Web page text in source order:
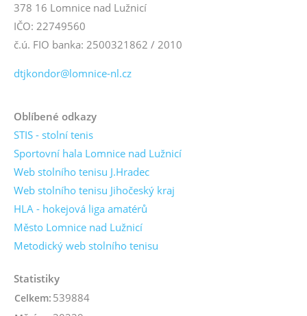
378 16 Lomnice nad Lužnicí
IČO: 22749560
č.ú. FIO banka: 2500321862 / 2010
dtjkondor@lomnice-nl.cz
Oblíbené odkazy
STIS - stolní tenis
Sportovní hala Lomnice nad Lužnicí
Web stolního tenisu J.Hradec
Web stolního tenisu Jihočeský kraj
HLA - hokejová liga amatérů
Město Lomnice nad Lužnicí
Metodický web stolního tenisu
Statistiky
Celkem: 539884